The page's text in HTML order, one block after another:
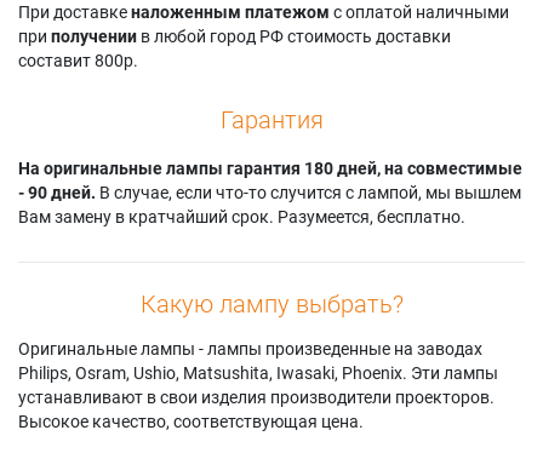
VW530NE
Panasonic PT-
VW530U
VW535N
Panasonic PT-
VW535NA
VW535NU
Panasonic PT-
VW535U
Panasonic PT-
VX605NE
Panasonic PT-
VX605NU
Panasonic PT-
VX605U
Panasonic PT-VX610
Panasonic PT-
Panasonic PT-
Panasonic PT-
VX615N
Panasonic PT-
VX615NE
VZ570U
Panasonic PT-VZ575
Panasonic PT-
VZ575NAJ
Panasonic PT-
Panasonic PT-
Panasonic PT-
VZ575U
Panasonic PT-VZ580
При доставкеналоженным платежом с оплатой наличными
при получении в любой город РФ стоимость доставки
составит 800р.
Гарантия
На оригинальные лампы гарантия 180 дней, на совместимые
- 90 дней. В случае, если что-то случится с лампой, мы вышлем
Вам замену в кратчайший срок. Разумеется, бесплатно.
Какую лампу выбрать?
Оригинальные лампы - лампы произведенные на заводах
Philips, Osram, Ushio, Matsushita, Iwasaki, Phoenix. Эти лампы
устанавливают в свои изделия производители проекторов.
Высокое качество, соответствующая цена.